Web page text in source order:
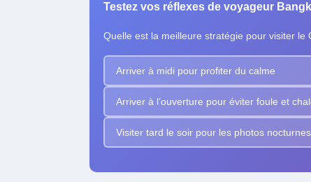
Testez vos réflexes de voyageur
Quelle est la meilleure stratégie pour visiter le
Arriver à midi pour profiter du calme
Arriver à l’ouverture pour éviter foule et
Visiter tard le soir pour les photos nocturnes